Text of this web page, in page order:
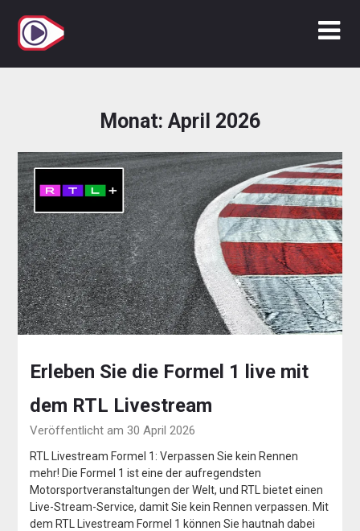
Inhalt
springen
Monat: April 2026
Erleben Sie die Formel 1 live mit
dem RTL Livestream
Veröffentlicht am 30 April 2026
RTL Livestream Formel 1: Verpassen Sie kein Rennen
mehr! Die Formel 1 ist eine der aufregendsten
Motorsportveranstaltungen der Welt, und RTL bietet einen
Live-Stream-Service, damit Sie kein Rennen verpassen. Mit
dem RTL Livestream Formel 1 können Sie hautnah dabei